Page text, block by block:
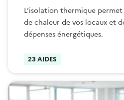
L’isolation thermique
de chaleur de vos locaux et
dépenses énergétiques.
23 AIDES